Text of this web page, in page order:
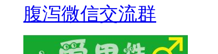
腹泻微信交流群